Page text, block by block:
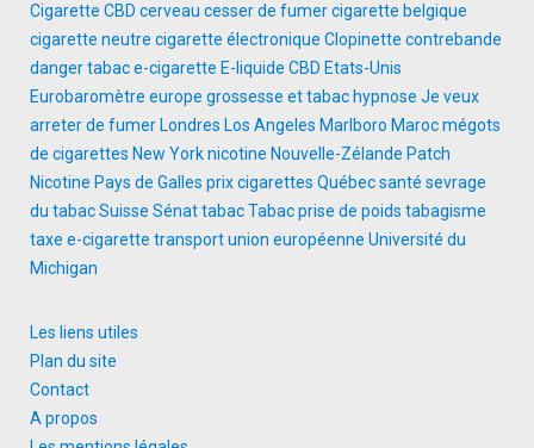
Cigarette CBD cerveau cesser de fumercigarette belgique
cigarette neutre cigarette électronique Clopinette contrebande
danger tabace-cigarette E-liquide CBD Etats-Unis
Eurobaromètre europe grossesse et tabac hypnose Je veux
arreter de fumer Londres Los Angeles Marlboro Marocmégots
de cigarettes New Yorknicotine Nouvelle-Zélande Patch
Nicotine Pays de Galles prix cigarettes Québecsanté sevrage
du tabacSuisse SénattabacTabac prise de poids tabagisme
taxe e-cigarette transportunion européenne Université du
Michigan
Les liens utiles
Plan du site
Contact
A propos